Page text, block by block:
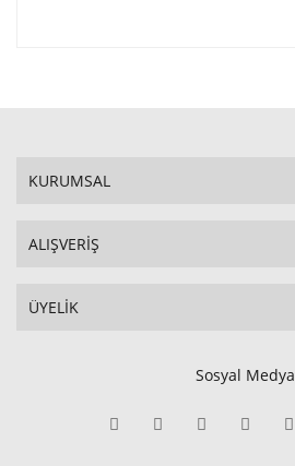
KURUMSAL
ALIŞVERİŞ
ÜYELİK
Sosyal Medya